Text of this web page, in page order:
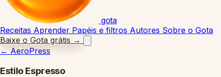
gota
Receitas Aprender Papéis e filtros Autores Sobre o Gota
Baixe o Gota grátis →
← AeroPress
Estilo Espresso